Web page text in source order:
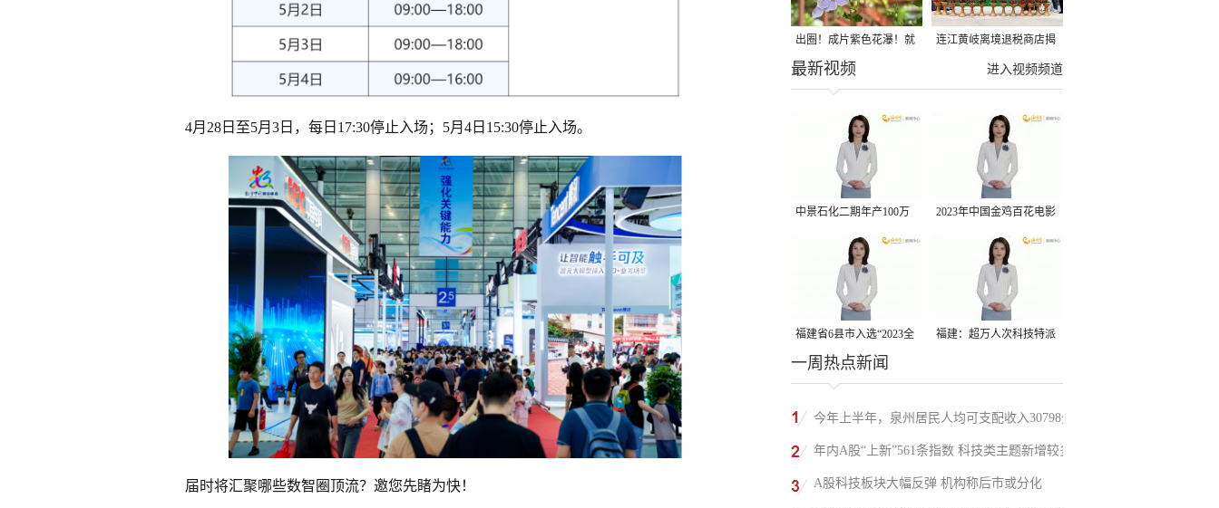
4月28日至5月3日，每日17:30停止入场；5月4日15:30停止入场。
届时将汇聚哪些数智圈顶流？邀您先睹为快！
出圈！成片紫色花瀑！就
在光明港公园
连江黄岐离境退税商店揭
进入视频频道
最新视频
中景石化二期年产100万
吨丙烷脱氢项目建成中交
2023年中国金鸡百花电影
节有福电影巡展31日启动
福建省6县市入选“2023全
国县域发展潜力百强县”
福建：超万人次科技特派
一周热点新闻
今年上半年，泉州居民人均可支配收入30798元
年内A股“上新”561条指数 科技类主题新增较多
A股科技板块大幅反弹 机构称后市或分化